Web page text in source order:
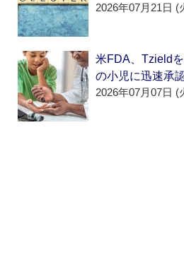
2026年07月21日 (
米FDA、Tzield
の小児に迅速承
2026年07月07日 (